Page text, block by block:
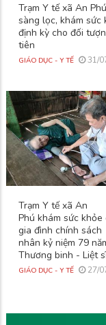
Trạm Y tế xã An
sàng lọc, khám sức
định kỳ cho đối
tiên
GIÁO DỤC - Y TẾ 31/
Trạm Y tế xã An
Phú khám sức khỏe
gia đình chính sách
nhân kỷ niệm 79
Thương binh - Liệt
GIÁO DỤC - Y TẾ 27/